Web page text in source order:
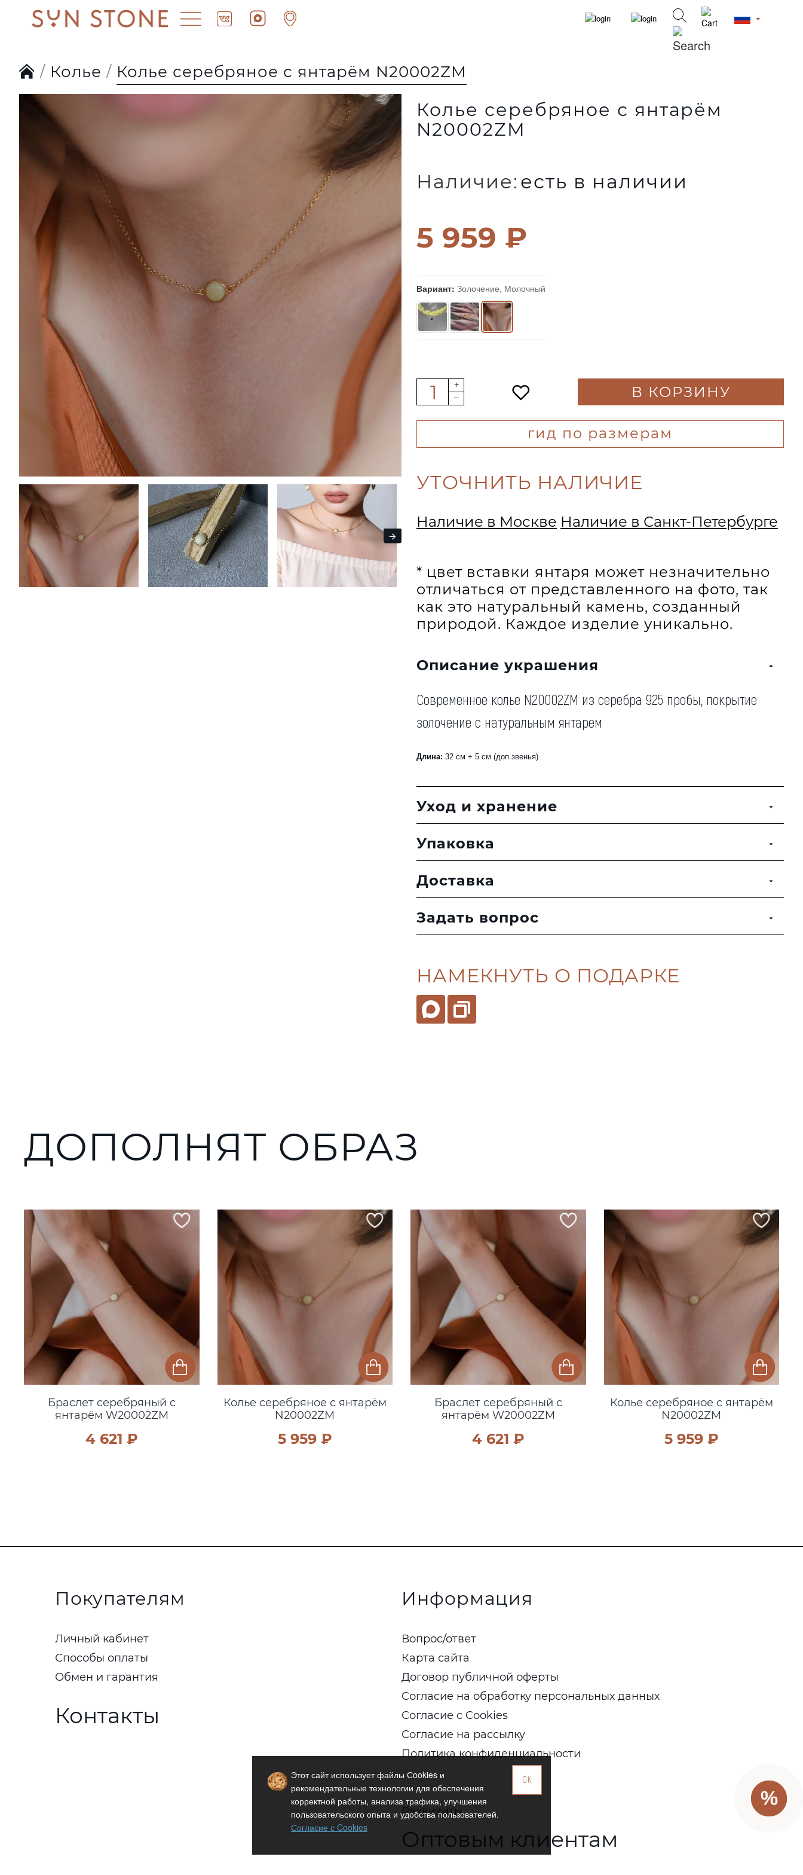
Колье Колье серебряное с янтарём N20002ZM
Колье серебряное с янтарём
N20002ZM
5 959 ₽
Вариант: Золочение, Молочный
Наличие: есть в наличии
В КОРЗИНУ
гид по размерам
НАМЕКНУТЬ О ПОДАРКЕ
* цвет вставки янтаря может незначительно
отличаться от представленного на фото, так
как это натуральный камень, созданный
природой. Каждое изделие уникально.
Описание украшения
Современное колье N20002ZM из серебра 925 пробы, покрытие
золочение с натуральным янтарем
Длина: 32 см + 5 см (доп.звенья)
Уход и хранение
Упаковка
Доставка
Задать вопрос
УТОЧНИТЬ НАЛИЧИЕ
Наличие в Москве Наличие в Санкт-Петербурге
ДОПОЛНЯТ ОБРАЗ
Браслет серебряный с
янтарём W20002ZM
4 621 ₽
Колье серебряное с янтарём
N20002ZM
5 959 ₽
Браслет серебряный с
янтарём W20002ZM
4 621 ₽
Колье серебряное с янтарём
N20002ZM
5 959 ₽
Покупателям
Личный кабинет
Способы оплаты
Обмен и гарантия
Контакты
Информация
Вопрос/ответ
Карта сайта
Договор публичной оферты
Согласие на обработку персональных данных
Согласие с Cookies
Согласие на рассылку
Политика конфиденциальности
Реквизиты
Оптовым клиентам
OK
Этот сайт использует файлы Сookies и
рекомендательные технологии для обеспечения
корректной работы, анализа трафика, улучшения
пользовательского опыта и удобства пользователей.
Согласие с Cookies